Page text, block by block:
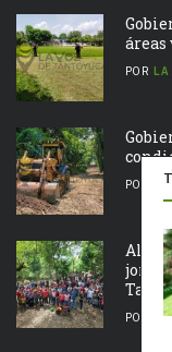
áreas
POR LA
POR
POR